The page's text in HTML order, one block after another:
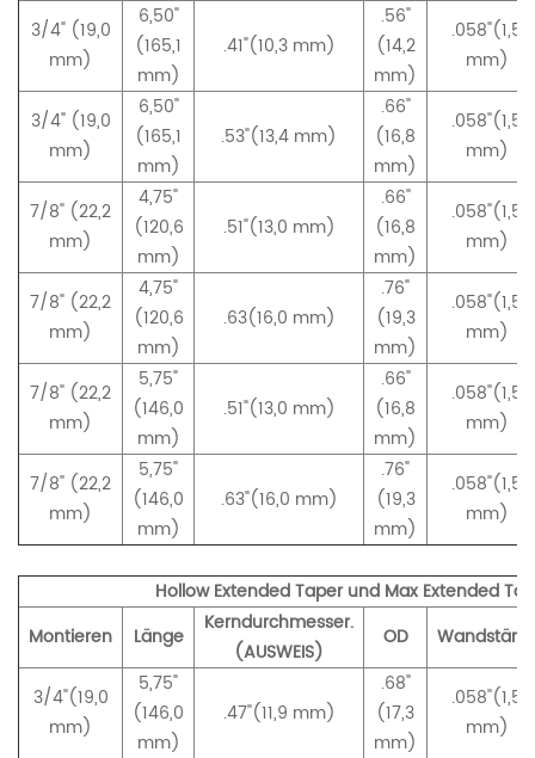
3/4" (19,0
mm)
6,50"
(165,1
mm)
.41"(10,3 mm)
.56"
(14,2
mm)
.058"(1,5
mm)
3/4" (19,0
mm)
6,50"
(165,1
mm)
.53"(13,4 mm)
.66"
(16,8
mm)
.058"(1,5
mm)
7/8" (22,2
mm)
4,75"
(120,6
mm)
.51"(13,0 mm)
.66"
(16,8
mm)
.058"(1,5
mm)
7/8" (22,2
mm)
4,75"
(120,6
mm)
.63(16,0 mm)
.76"
(19,3
mm)
.058"(1,5
mm)
7/8" (22,2
mm)
5,75"
(146,0
mm)
.51"(13,0 mm)
.66"
(16,8
mm)
.058"(1,5
mm)
7/8" (22,2
mm)
5,75"
(146,0
mm)
.63"(16,0 mm)
.76"
(19,3
mm)
.058"(1,5
mm)
Hollow Extended Taper und Max Extended
Montieren
Länge
Kerndurchmesser.
(AUSWEIS)
OD Wandstärke
3/4"(19,0
mm)
5,75"
(146,0
mm)
.47"(11,9 mm)
.68"
(17,3
mm)
.058"(1,5
mm)